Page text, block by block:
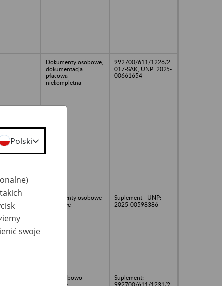
Dokumenty osobowe,
dokumentacja
płacowa
niekompletna
992700/611/1226/2
017-SAK; UNP: 2025-
00661654
Dokumenty osobowe
i płacowe
Suplement - UNP:
2025-00598386
akta osobowo-
płacowe
Suplement;
992700/611/1231/2
Polski
swoje